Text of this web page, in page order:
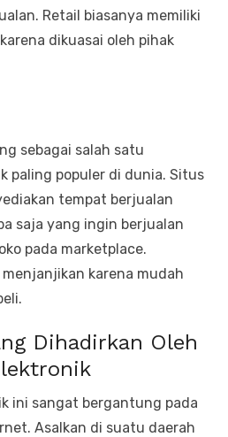
Retail biasanya memiliki
dikuasai oleh pihak
sebagai salah satu
paling populer di dunia. Situs
tempat berjualan
saja yang ingin berjualan
pada marketplace.
karena mudah
Dihadirkan Oleh
ini sangat bergantung pada
Asalkan di suatu daerah